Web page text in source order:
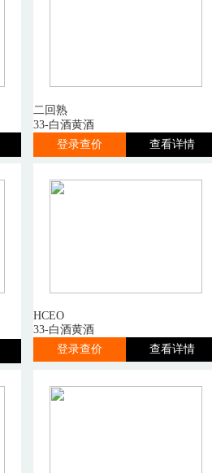
二回熟
33-白酒黄酒
登录查价
查看详情
HCEO
33-白酒黄酒
登录查价
查看详情